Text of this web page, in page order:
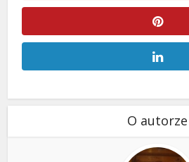
O autorze